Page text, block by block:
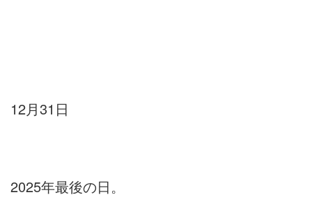
12月31日
2025年最後の日。